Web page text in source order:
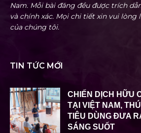
Nam. Mỗi bài đăng đều được trích
và chính xác. Mọi chi tiết xin vui lòng
của chúng tôi.
TIN TỨC MỚI
CHIẾN DỊCH HỮU
TẠI VIỆT NAM,
TIÊU DÙNG ĐƯA
SÁNG SUỐT